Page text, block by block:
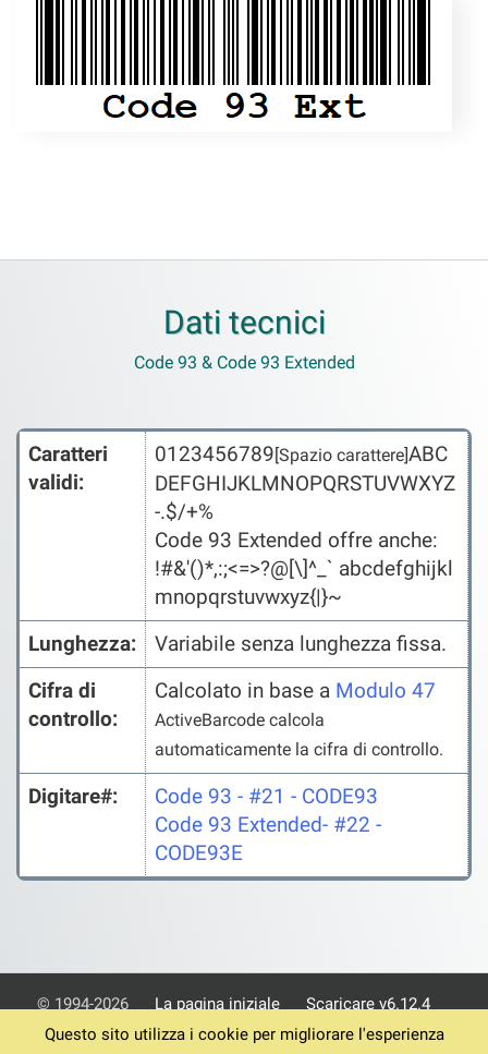
Dati tecnici
Code 93 & Code 93 Extended
Caratteri
validi:
0123456789[Spazio carattere]ABC
DEFGHIJKLMNOPQRSTUVWXYZ
-.$/+%
Code 93 Extended offre anche:
!#&'()*,:;<=>?@[\]^_` abcdefghijkl
mnopqrstuvwxyz{|}~
Lunghezza:
Variabile senza lunghezza fissa.
Cifra di
controllo:
Calcolato in base a Modulo 47
ActiveBarcode calcola
automaticamente la cifra di controllo.
Digitare#:
Code 93 - #21 - CODE93
Code 93 Extended- #22 -
CODE93E
© 1994-2026 La pagina iniziale Scaricare v6.12.4
Termini Informativa sulla privacy Impronta Assistenza
Questo sito utilizza i cookie per migliorare l'esperienza